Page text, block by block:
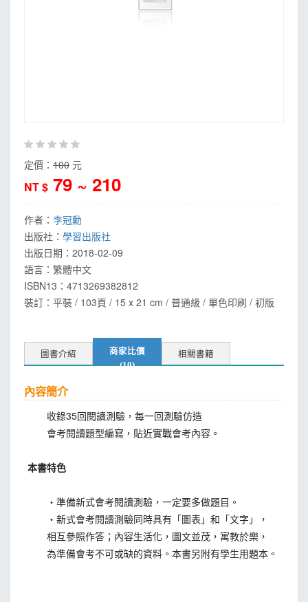
定價： 100 元
NT $ 79 ~ 210
作者： 李冠勳
出版社： 學習出版社
出版日期： 2018-02-09
語言： 繁體中文
ISBN13： 4713269382812
裝訂：平裝 / 103頁 / 15 x 21 cm / 普通級 / 單色印刷 / 初版
圖書介紹
商家比價
(10)
相關書籍
內容簡介
收錄35回閱讀測驗，每一回測驗仿造
會考閱讀題型編寫，貼近實戰會考內容。
本書特色
‧準備新式會考閱讀測驗，一定要多做題目。
‧新式會考閱讀測驗同時具有「圖表」和「文字」，
相互參照作答；內容生活化，圖文並茂，寓教於樂，
為準備會考不可或缺的資料。本書另附有學生用題本。